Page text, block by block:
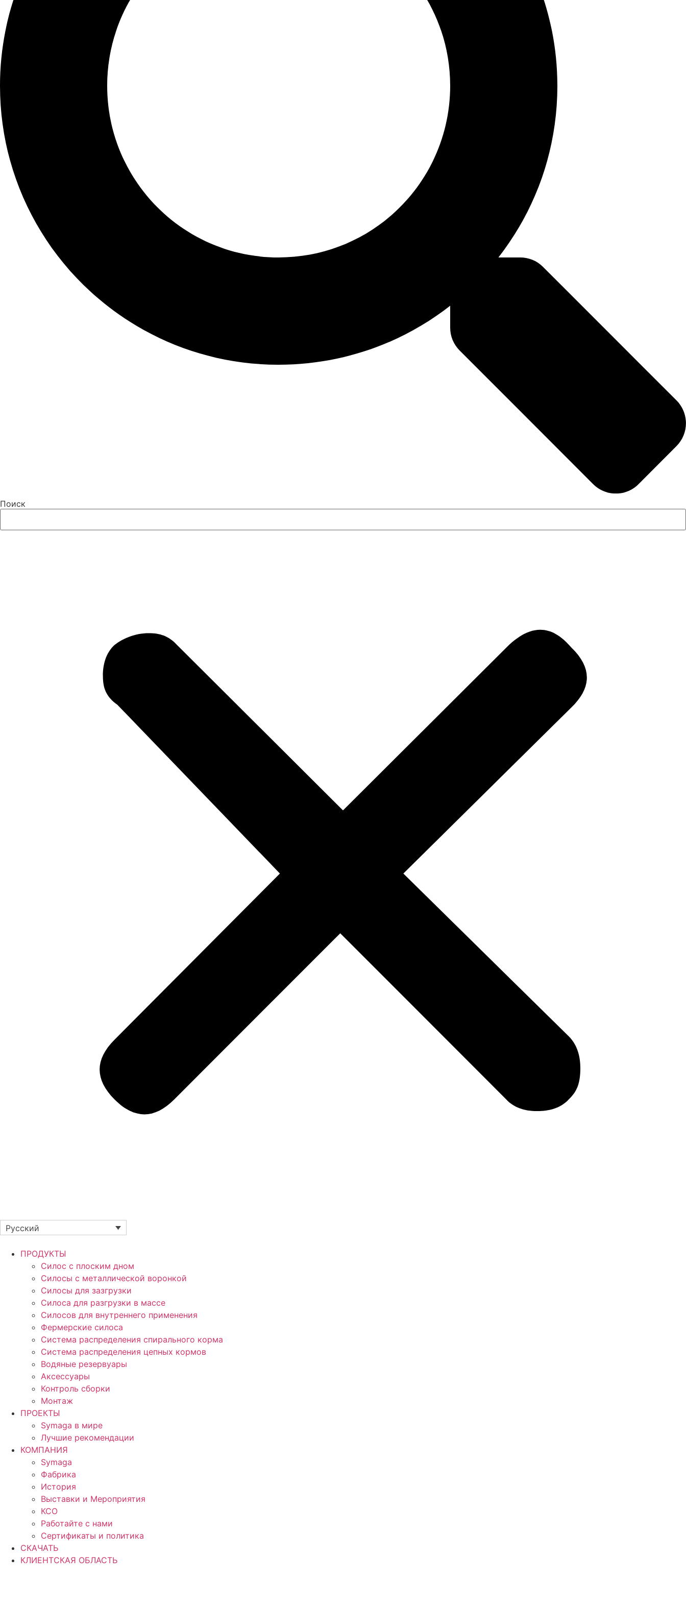
Поиск
Русский
ПРОДУКТЫ
Силос с плоским дном
Силосы с металлической воронкой
Силосы для зазгрузки
Силоса для разгрузки в массе
Силосов для внутреннего применения
Фермерские силоса
Система распределения спирального корма
Система распределения цепных кормов
Водяные резервуары
Аксессуары
Контроль сборки
Монтаж
ПРОЕКТЫ
Symaga в мире
Лучшие рекомендации
КОМПАНИЯ
Symaga
Фабрика
История
Выставки и Мероприятия
КСО
Работайте с нами
Сертификаты и политика
СКАЧАТЬ
КЛИЕНТСКАЯ ОБЛАСТЬ